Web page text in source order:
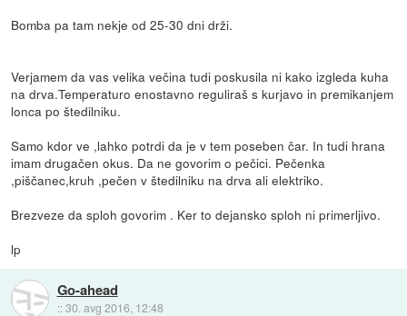
Bomba pa tam nekje od 25-30 dni drži.
Verjamem da vas velika večina tudi poskusila ni kako izgleda kuha
na drva.Temperaturo enostavno reguliraš s kurjavo in premikanjem
lonca po štedilniku.
Samo kdor ve ,lahko potrdi da je v tem poseben čar. In tudi hrana
imam drugačen okus. Da ne govorim o pečici. Pečenka
,piščanec,kruh ,pečen v štedilniku na drva ali elektriko.
Brezveze da sploh govorim . Ker to dejansko sploh ni primerljivo.
lp
Go-ahead
::30. avg 2016, 12:48